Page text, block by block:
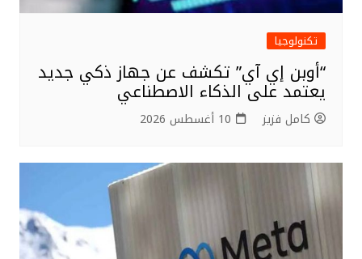
تكنولوجيا
“أوبن إي آي” تكشف عن جهاز ذكي جديد
يعتمد على الذكاء الاصطناعي
كامل فزيز 10 أغسطس 2026